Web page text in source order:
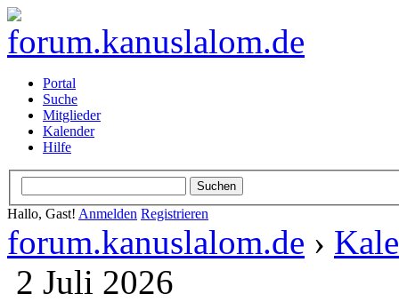
Portal
Suche
Mitglieder
Kalender
Hilfe
Hallo, Gast! Anmelden Registrieren
forum.kanuslalom.de ›
2 Juli 2026